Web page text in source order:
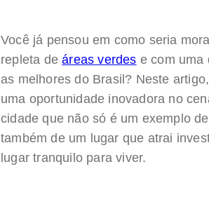
Você já pensou em como seria
repleta deáreas verdes e com uma
as melhores do Brasil? Neste
uma oportunidade inovadora no
cidade que não só é um exemplo
também de um lugar que atrai
lugar tranquilo para viver.